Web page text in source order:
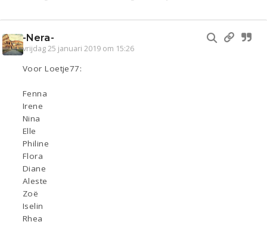
-Nera-
vrijdag 25 januari 2019 om 15:26
Voor Loetje77:
Fenna
Irene
Nina
Elle
Philine
Flora
Diane
Aleste
Zoë
Iselin
Rhea